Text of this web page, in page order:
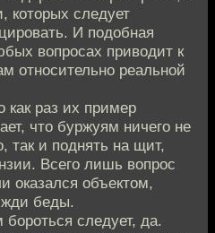
которых следует
И подобная
вопросах приводит к
относительно реальной
как раз их пример
что буржуям ничего не
так и поднять на щит,
Всего лишь вопрос
оказался объектом,
беды.
следует, да.